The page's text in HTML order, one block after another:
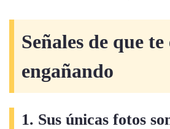
Señales de que te
engañando
1. Sus únicas fotos